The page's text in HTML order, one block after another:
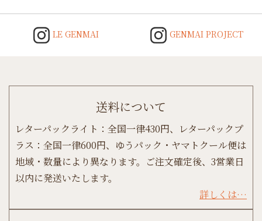
LE GENMAI GENMAI PROJECT
送料について
レターパックライト：全国一律430円、レターパックプ
ラス：全国一律600円、ゆうパック・ヤマトクール便は
地域・数量により異なります。ご注文確定後、3営業日
以内に発送いたします。
詳しくは…